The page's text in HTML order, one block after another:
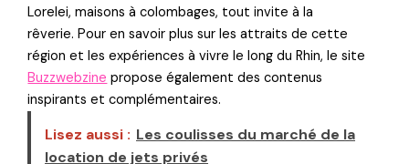
Lorelei, maisons à colombages, tout invite à la
rêverie. Pour en savoir plus sur les attraits de cette
région et les expériences à vivre le long du Rhin, le site
Buzzwebzine propose également des contenus
inspirants et complémentaires.
Lisez aussi : Les coulisses du marché de la
location de jets privés